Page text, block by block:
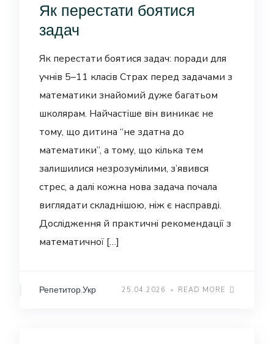
Як перестати боятися
задач
Як перестати боятися задач: поради для
учнів 5–11 класів Страх перед задачами з
математики знайомий дуже багатьом
школярам. Найчастіше він виникає не
тому, що дитина “не здатна до
математики”, а тому, що кілька тем
залишилися незрозумілими, з’явився
стрес, а далі кожна нова задача почала
виглядати складнішою, ніж є насправді.
Дослідження й практичні рекомендації з
математичної […]
Репетитор.Укр 25.04.2026 READ MORE